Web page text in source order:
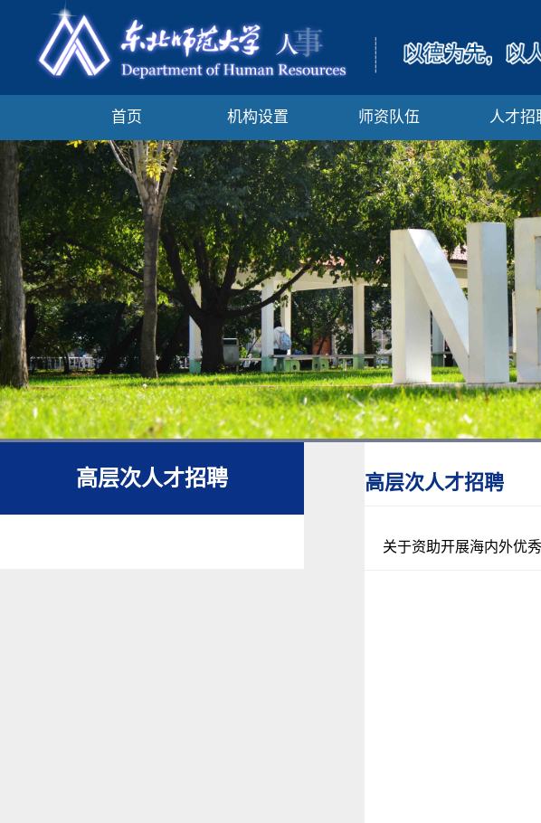
首页 机构设置 师资队伍 人才招
高层次人才招聘 高层次人才招聘
关于资助开展海内外优